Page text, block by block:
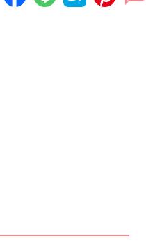
丈夫です～』と伝えました。洗